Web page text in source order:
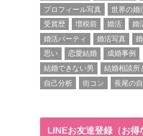
プロフィール写真
世界の婚
受賞歴
増税前 婚活 婚
婚活パーティ
婚活写真
思い
恋愛結婚 成婚事例
結婚できない男
結婚相談所
自己分析
街コン 長尾の
LINEお友達登録（お